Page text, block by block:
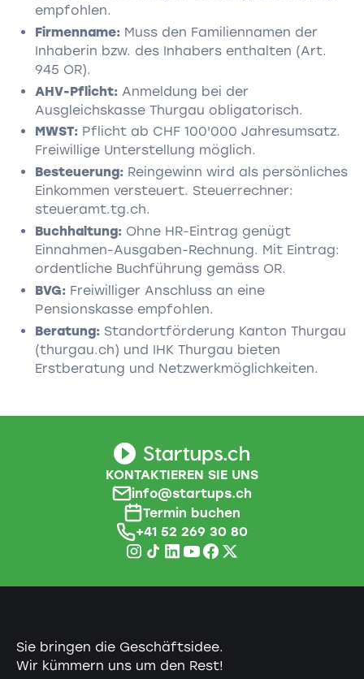
empfohlen.
Firmenname: Muss den Familiennamen der
Inhaberin bzw. des Inhabers enthalten (Art.
945 OR).
AHV-Pflicht: Anmeldung bei der
Ausgleichskasse Thurgau obligatorisch.
MWST: Pflicht ab CHF 100'000 Jahresumsatz.
Freiwillige Unterstellung möglich.
Besteuerung: Reingewinn wird als persönliches
Einkommen versteuert. Steuerrechner:
steueramt.tg.ch.
Buchhaltung: Ohne HR-Eintrag genügt
Einnahmen-Ausgaben-Rechnung. Mit Eintrag:
ordentliche Buchführung gemäss OR.
BVG: Freiwilliger Anschluss an eine
Pensionskasse empfohlen.
Beratung: Standortförderung Kanton Thurgau
(thurgau.ch) und IHK Thurgau bieten
Erstberatung und Netzwerkmöglichkeiten.
KONTAKTIEREN SIE UNS
info@startups.ch
Termin buchen
+41 52 269 30 80
Sie bringen die Geschäftsidee.
Wir kümmern uns um den Rest!